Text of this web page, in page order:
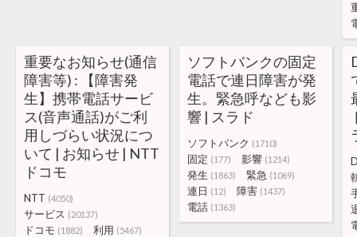
重要なお知らせ(通信
障害等) : 【障害発
生】携帯電話サービ
ス(音声通話)がご利
用しづらい状況につ
いて | お知らせ | NTT
ドコモ
NTT (4050)
サービス (20137)
ドコモ (1882) 利用 (5467)
ソフトバンクの固定
電話で連日障害が発
生。緊急呼なども影
響 | スラド
ソフトバンク (1710)
固定 (177) 影響 (1214)
発生 (1863) 緊急 (1069)
連日 (12) 障害 (1437)
電話 (1363)